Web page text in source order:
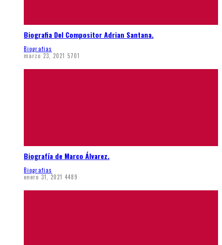
Biografia Del Compositor Adrian Santana.
Biografias
marzo 23, 2021 5701
Biografía de Marco Álvarez.
Biografias
enero 31, 2021 4489